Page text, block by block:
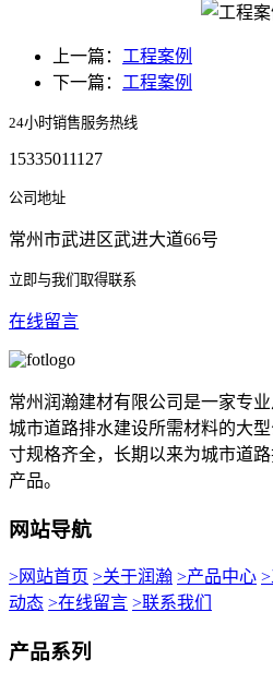
上一篇： 工程案例
下一篇： 工程案例
24小时销售服务热线
15335011127
公司地址
常州市武进区武进大道66号
立即与我们取得联系
在线留言
常州润瀚建材有限公司是一家专
城市道路排水建设所需材料的大
寸规格齐全，长期以来为城市道
产品。
网站导航
>网站首页 >关于润瀚 >产品中心
动态 >在线留言 >联系我们
产品系列